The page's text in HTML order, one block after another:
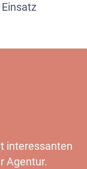
interessanten
Agentur.